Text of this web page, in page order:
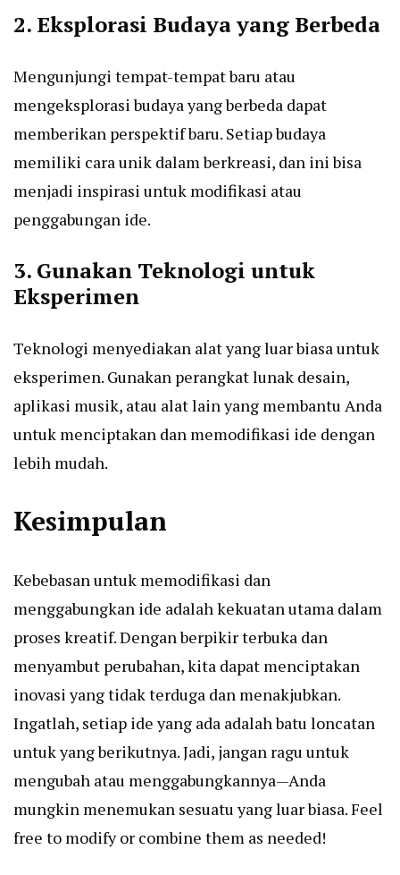
2. Eksplorasi Budaya yang Berbeda
Mengunjungi tempat-tempat baru atau
mengeksplorasi budaya yang berbeda dapat
memberikan perspektif baru. Setiap budaya
memiliki cara unik dalam berkreasi, dan ini bisa
menjadi inspirasi untuk modifikasi atau
penggabungan ide.
3. Gunakan Teknologi untuk
Eksperimen
Teknologi menyediakan alat yang luar biasa untuk
eksperimen. Gunakan perangkat lunak desain,
aplikasi musik, atau alat lain yang membantu Anda
untuk menciptakan dan memodifikasi ide dengan
lebih mudah.
Kesimpulan
Kebebasan untuk memodifikasi dan
menggabungkan ide adalah kekuatan utama dalam
proses kreatif. Dengan berpikir terbuka dan
menyambut perubahan, kita dapat menciptakan
inovasi yang tidak terduga dan menakjubkan.
Ingatlah, setiap ide yang ada adalah batu loncatan
untuk yang berikutnya. Jadi, jangan ragu untuk
mengubah atau menggabungkannya—Anda
mungkin menemukan sesuatu yang luar biasa. Feel
free to modify or combine them as needed!